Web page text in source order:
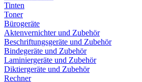
Tinten
Toner
Bürogeräte
Aktenvernichter und Zubehör
Beschriftungsgeräte und Zubehör
Bindegeräte und Zubehör
Laminiergeräte und Zubehör
Diktiergeräte und Zubehör
Rechner